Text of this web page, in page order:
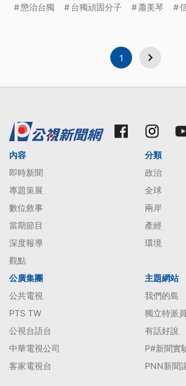
伸，正在試圖構建什麼是屬於「台獨
懲治台獨 台獨頑固分子 蕭美琴
1
內容
即時新聞
專題策展
數位敘事
當期節目
深度報導
觀點
分類
政治
全球
兩岸
產經
環境
公廣集團
公共電視
PTS TW
公視台語台
中華電視公司
客家電視台
主題網站
我們的島
獨立特派員
有話好說
P#新聞實
PNN新聞